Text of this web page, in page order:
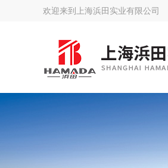
欢迎来到 上海浜田实业有限公司